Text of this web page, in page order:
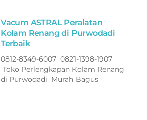
Vacum ASTRAL Peralatan
Kolam Renang di Purwodadi
Terbaik
0812-8349-6007 0821-1398-1907
Toko Perlengkapan Kolam Renang
di Purwodadi Murah Bagus